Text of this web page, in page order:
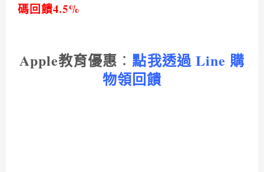
碼回饋4.5%
Apple教育優惠 ： 點我透過Line 購
物領回饋